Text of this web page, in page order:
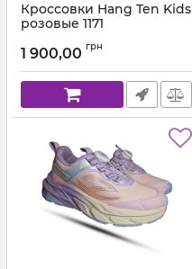
Кроссовки Hang Ten Kids
розовые 1171
1 900,00 грн